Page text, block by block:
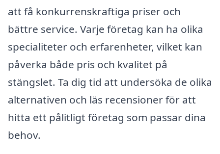
att få konkurrenskraftiga priser och
bättre service. Varje företag kan ha olika
specialiteter och erfarenheter, vilket kan
påverka både pris och kvalitet på
stängslet. Ta dig tid att undersöka de olika
alternativen och läs recensioner för att
hitta ett pålitligt företag som passar dina
behov.